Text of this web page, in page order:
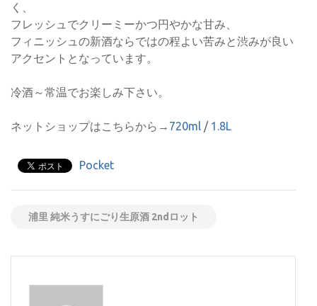
く、
フレッシュでクリーミーかつ円やかな甘み、
フィニッシュの新酒ならではの程よい苦みと渋みが良い
アクセントとなっています。
冷酒～常温でお楽しみ下さい。
ネットショップはこちらから→ 720ml / 1.8L
Pocket
浦里 純米うすにごり生原酒 2ndロット